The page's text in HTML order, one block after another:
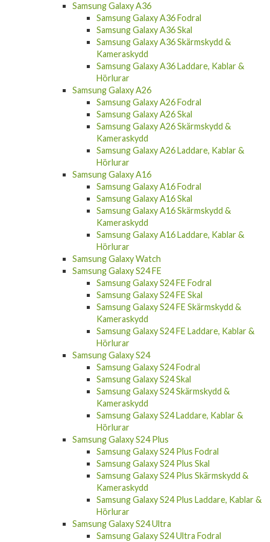
Samsung Galaxy A36
Samsung Galaxy A36 Fodral
Samsung Galaxy A36 Skal
Samsung Galaxy A36 Skärmskydd &
Kameraskydd
Samsung Galaxy A36 Laddare, Kablar &
Hörlurar
Samsung Galaxy A26
Samsung Galaxy A26 Fodral
Samsung Galaxy A26 Skal
Samsung Galaxy A26 Skärmskydd &
Kameraskydd
Samsung Galaxy A26 Laddare, Kablar &
Hörlurar
Samsung Galaxy A16
Samsung Galaxy A16 Fodral
Samsung Galaxy A16 Skal
Samsung Galaxy A16 Skärmskydd &
Kameraskydd
Samsung Galaxy A16 Laddare, Kablar &
Hörlurar
Samsung Galaxy Watch
Samsung Galaxy S24 FE
Samsung Galaxy S24 FE Fodral
Samsung Galaxy S24 FE Skal
Samsung Galaxy S24 FE Skärmskydd &
Kameraskydd
Samsung Galaxy S24 FE Laddare, Kablar &
Hörlurar
Samsung Galaxy S24
Samsung Galaxy S24 Fodral
Samsung Galaxy S24 Skal
Samsung Galaxy S24 Skärmskydd &
Kameraskydd
Samsung Galaxy S24 Laddare, Kablar &
Hörlurar
Samsung Galaxy S24 Plus
Samsung Galaxy S24 Plus Fodral
Samsung Galaxy S24 Plus Skal
Samsung Galaxy S24 Plus Skärmskydd &
Kameraskydd
Samsung Galaxy S24 Plus Laddare, Kablar &
Hörlurar
Samsung Galaxy S24 Ultra
Samsung Galaxy S24 Ultra Fodral